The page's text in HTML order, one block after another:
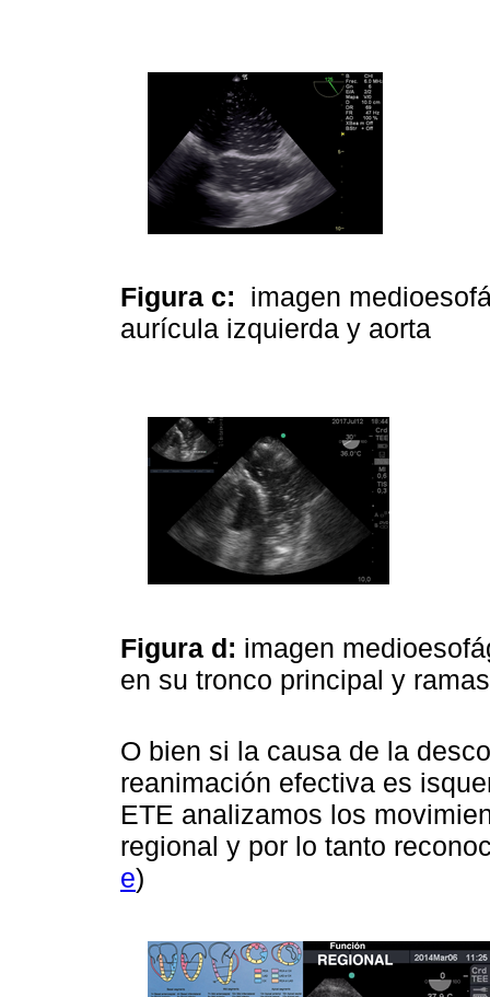
Figura c: imagen
aurícula izquierda y aorta
Figura d: imagen
en su tronco principal y
O bien si la causa de la
reanimación efectiva es
ETE analizamos los
regional y por lo tanto
e)